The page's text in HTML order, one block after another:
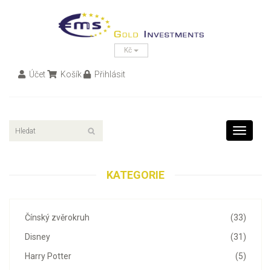
Kč
Účet Košík Přihlásit
Toggle
KATEGORIE
(33)
Čínský zvěrokruh
(31)
Disney
(5)
Harry Potter